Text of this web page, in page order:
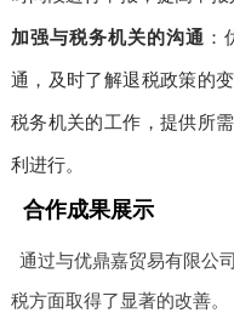
加强与税务机关的沟通
通，及时了解退税政策的
税务机关的工作，提供所
利进行。
合作成果展示
通过与优鼎嘉贸易有限公
税方面取得了显著的改善。